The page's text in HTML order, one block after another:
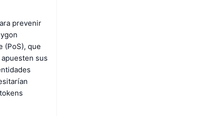
prevenir
(PoS), que
sus